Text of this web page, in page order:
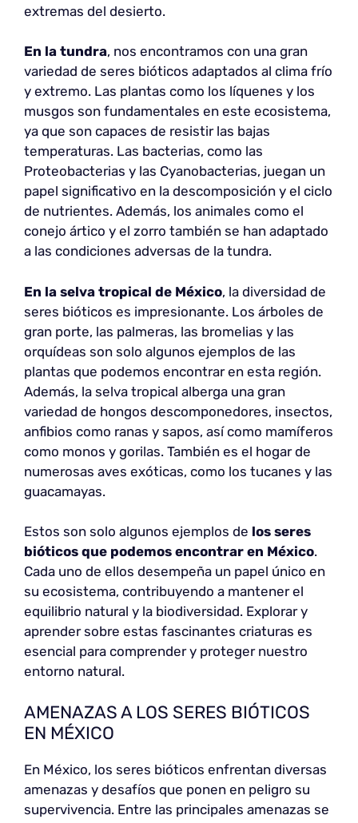
extremas del desierto.
En la tundra, nos encontramos con una gran
variedad de seres bióticos adaptados al clima frío
y extremo. Las plantas como los líquenes y los
musgos son fundamentales en este ecosistema,
ya que son capaces de resistir las bajas
temperaturas. Las bacterias, como las
Proteobacterias y las Cyanobacterias, juegan un
papel significativo en la descomposición y el ciclo
de nutrientes. Además, los animales como el
conejo ártico y el zorro también se han adaptado
a las condiciones adversas de la tundra.
En la selva tropical de México, la diversidad de
seres bióticos es impresionante. Los árboles de
gran porte, las palmeras, las bromelias y las
orquídeas son solo algunos ejemplos de las
plantas que podemos encontrar en esta región.
Además, la selva tropical alberga una gran
variedad de hongos descomponedores, insectos,
anfibios como ranas y sapos, así como mamíferos
como monos y gorilas. También es el hogar de
numerosas aves exóticas, como los tucanes y las
guacamayas.
Estos son solo algunos ejemplos de los seres
bióticos que podemos encontrar en México.
Cada uno de ellos desempeña un papel único en
su ecosistema, contribuyendo a mantener el
equilibrio natural y la biodiversidad. Explorar y
aprender sobre estas fascinantes criaturas es
esencial para comprender y proteger nuestro
entorno natural.
AMENAZAS A LOS SERES BIÓTICOS
EN MÉXICO
En México, los seres bióticos enfrentan diversas
amenazas y desafíos que ponen en peligro su
supervivencia. Entre las principales amenazas se